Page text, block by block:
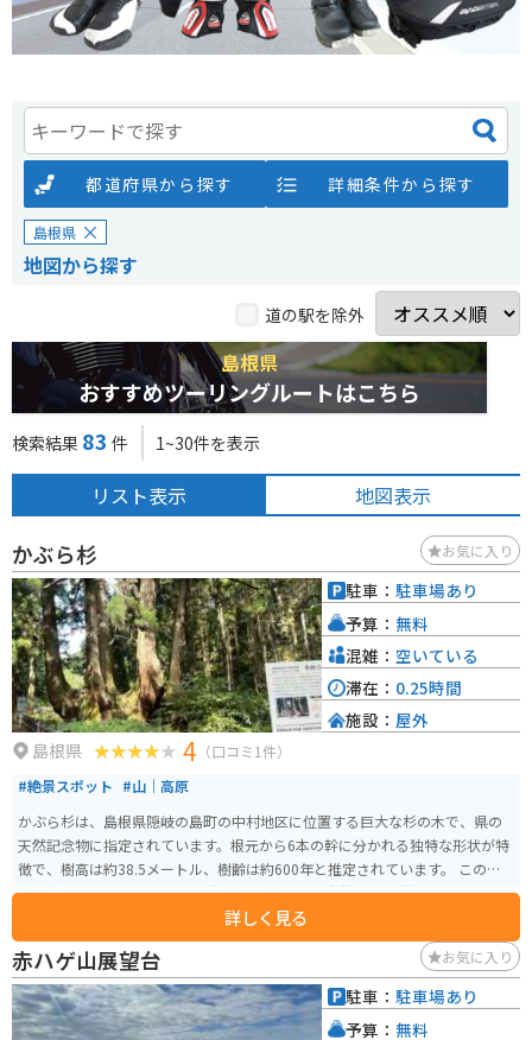
都道府県から探す 詳細条件から探す
島根県
地図から探す
道の駅を除外
島根県
おすすめツーリングルートはこちら
検索結果 83 件 1~30件を表示
リスト表示 地図表示
かぶら杉 お気に入り
島根県 4 （口コミ1件）
#絶景スポット #山｜高原
かぶら杉は、島根県隠岐の島町の中村地区に位置する巨大な杉の木で、県の
天然記念物に指定されています。根元から6本の幹に分かれる独特な形状が特
徴で、樹高は約38.5メートル、樹齢は約600年と推定されています。 この木
の形態は約2万年前の氷河期を経たものとされ、自然の不思議さを感じさせま
す。かぶら杉は隠岐三大スギの一つとしても知られ、地域住民にとっても親
しまれる存在です。杉の迫力とその歴史的な価値を感じながら、自然の偉大
さを体感できます。
詳しく見る
駐車： 駐車場あり
予算： 無料
混雑： 空いている
滞在： 0.25時間
施設： 屋外
赤ハゲ山展望台 お気に入り
駐車： 駐車場あり
予算： 無料